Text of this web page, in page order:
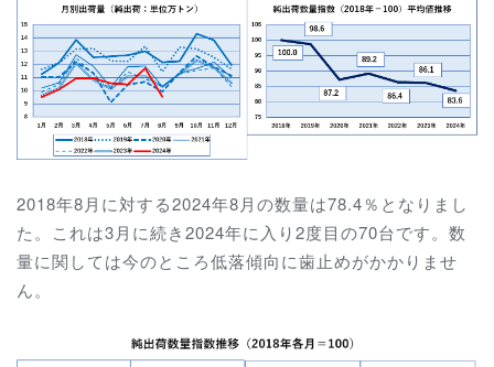
2018年8月に対する2024年8月の数量は78.4％となりまし
た。これは3月に続き2024年に入り2度目の70台です。数
量に関しては今のところ低落傾向に歯止めがかかりませ
ん。